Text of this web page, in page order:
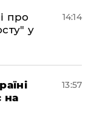
про
у
14:14
на
13:57